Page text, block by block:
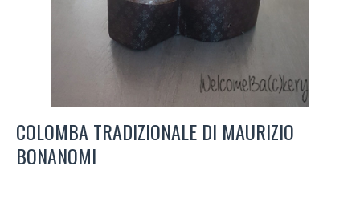
COLOMBA TRADIZIONALE DI MAURIZIO
BONANOMI